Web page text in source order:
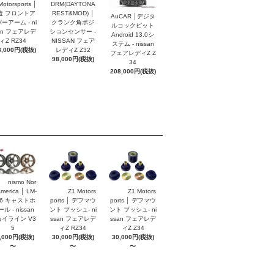
│
フロントア
ーアーム - ni
フェアレデ
ィZ RZ34
円(税抜)
DRM(DAYTONA
REST&MOD) │
クランク角ポジ
ションセンサー -
NISSAN フェア
レディZ Z32
98,000円(税抜)
AuCAR │デジタ
ルコックピット
Android 13.0シ
ステム - nissan
フェアレディZ Z
34
208,000円(税抜)
nismo Nor
│ LM-
キャストホ
ル - nissan
イライン V3
5
円(税抜)
〜
Z1 Motors
ports │ デフマウ
ント ブッシュ- ni
ssan フェアレデ
ィZ RZ34
30,000円(税抜)
〜
Z1 Motors
ports │ デフマウ
ント ブッシュ- ni
ssan フェアレデ
ィZ Z34
30,000円(税抜)
〜